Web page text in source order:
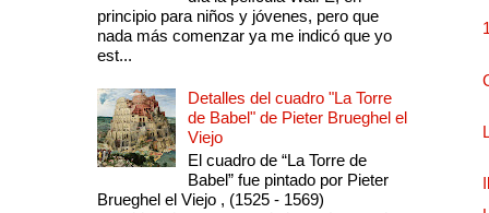
principio para niños y jóvenes, pero que
nada más comenzar ya me indicó que yo
est...
Detalles del cuadro "La Torre
de Babel" de Pieter Brueghel el
Viejo
El cuadro de “La Torre de
Babel” fue pintado por Pieter
Brueghel el Viejo , (1525 - 1569)